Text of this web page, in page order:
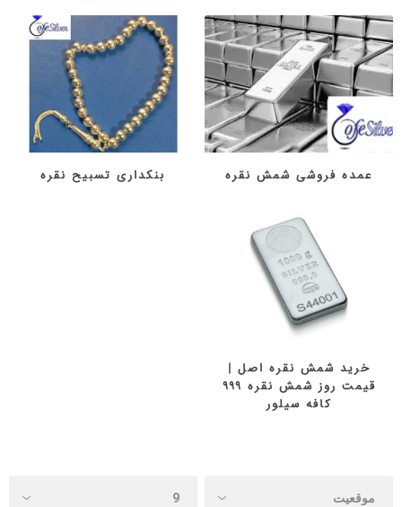
عمده فروشی شمش نقره بنکداری تسبیح نقره
خرید شمش نقره اصل |
قیمت روز شمش نقره ۹۹۹
کافه سیلور